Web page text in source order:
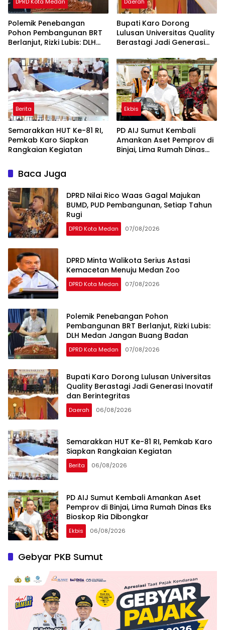
Polemik Penebangan
Pohon Pembangunan BRT
Berlanjut, Rizki Lubis: DLH
Badan
Bupati Karo Dorong
Lulusan Universitas Quality
Berastagi Jadi Generasi
Berita
Semarakkan HUT Ke-81 RI,
Pemkab Karo Siapkan
Rangkaian Kegiatan
Ekbis
PD AIJ Sumut Kembali
Amankan Aset Pemprov di
Binjai, Lima Rumah Dinas
Baca Juga
DPRD Nilai Rico Waas Gagal Majukan
BUMD, PUD Pembangunan, Setiap Tahun
Rugi
DPRD Kota Medan 07/08/2026
DPRD Minta Walikota Serius Astasi
Kemacetan Menuju Medan Zoo
DPRD Kota Medan 07/08/2026
Polemik Penebangan Pohon
Pembangunan BRT Berlanjut, Rizki Lubis:
DLH Medan Jangan Buang Badan
DPRD Kota Medan 07/08/2026
Bupati Karo Dorong Lulusan Universitas
Quality Berastagi Jadi Generasi Inovatif
dan Berintegritas
Daerah 06/08/2026
Semarakkan HUT Ke-81 RI, Pemkab Karo
Siapkan Rangkaian Kegiatan
Berita 06/08/2026
PD AIJ Sumut Kembali Amankan Aset
Pemprov di Binjai, Lima Rumah Dinas Eks
Bioskop Ria Dibongkar
Ekbis 06/08/2026
Gebyar PKB Sumut